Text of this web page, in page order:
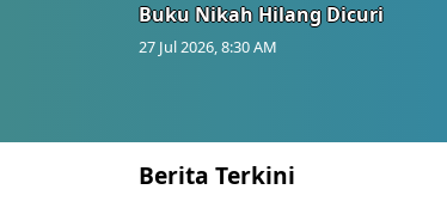
Buku Nikah Hilang Dicuri
27 Jul 2026, 8:30 AM
Berita Terkini